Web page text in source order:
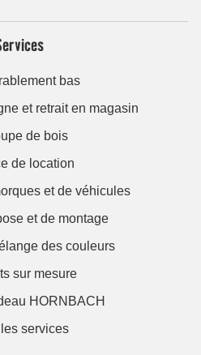
bas
et retrait en magasin
de bois
de location
et de véhicules
et de montage
des couleurs
sur mesure
HORNBACH
services